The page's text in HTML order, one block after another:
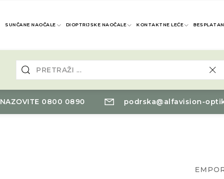
SUNČANE NAOČALE DIOPTRIJSKE NAOČALE KONTAKTNE LEĆE
NAZOVITE 0800 0890 podrska@alfavision-